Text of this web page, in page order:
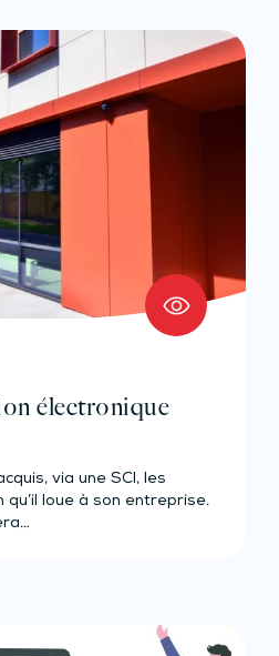
électronique
via une SCI, les
qu’il loue à son entreprise.